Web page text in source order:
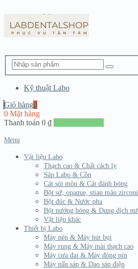
Kỹ thuật Labo
Giỏ hàng0
0 Mặt hàng
Thanh toán 0 ₫
Menu
Vật liệu Labo
Thạch cao & Chất cách ly
Sáp Labo & Cồn
Cát sói mòn & Cát đánh bóng
Bột sứ, opaque, stian màu
Bột đúc & Nước pha
Bột nướng bóng & Dung dịch
Vật liệu khác
Thiết bị Labo
Máy nén & Máy hút bụi
Máy rung & Máy mài thạch cao
Máy cưa đai & Máy đóng pin
Máy nấu sáp & Dao sáp điện